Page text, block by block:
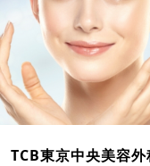
TCB東京中央美容外